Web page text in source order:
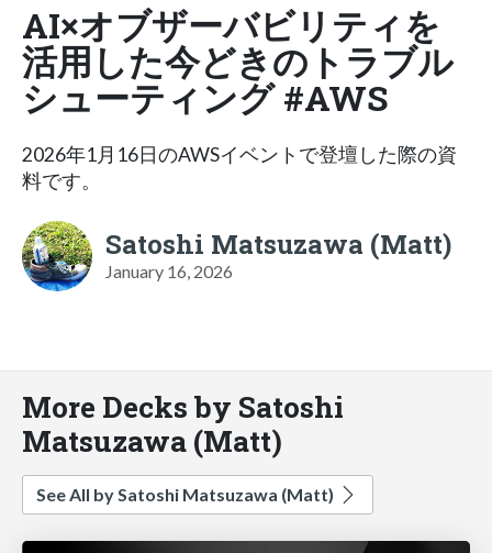
AI×オブザーバビリティを
活用した今どきのトラブル
シューティング #AWS
2026年1月16日のAWSイベントで登壇した際の資
料です。
Satoshi Matsuzawa (Matt)
January 16, 2026
More Decks by Satoshi
Matsuzawa (Matt)
See All by Satoshi Matsuzawa (Matt)